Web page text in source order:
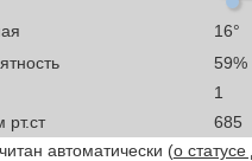
16°
59%
1
685
автоматически (о